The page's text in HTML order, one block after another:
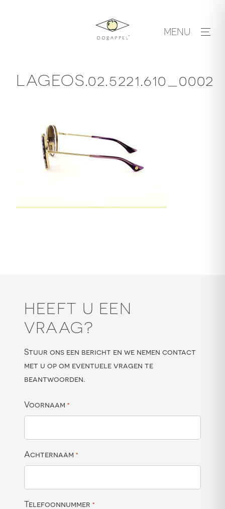
MENU
LAGEOS.02.5221.610_0002
HEEFT U EEN
VRAAG?
Stuur ons een bericht en we nemen contact
met u op om eventuele vragen te
beantwoorden.
Voornaam *
Achternaam *
Telefoonnummer *